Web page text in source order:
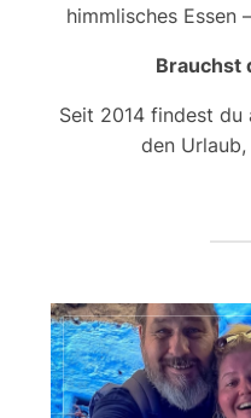
himmlisches Essen
Brauchst
Seit 2014 findest du
den